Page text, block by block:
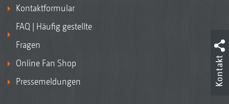
Kontaktformular
FAQ | Häufig gestellte
Fragen
Online Fan Shop
Pressemeldungen
Kontakt